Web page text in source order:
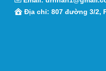
Địa chỉ: 807 đường 3/2,